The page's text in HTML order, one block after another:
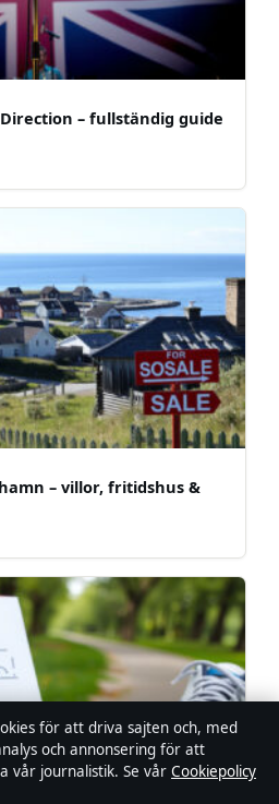
– fullständig guide
– villor, fritidshus &
för att driva sajten och, med
och annonsering för att
vår journalistik. Se vår Cookiepolicy